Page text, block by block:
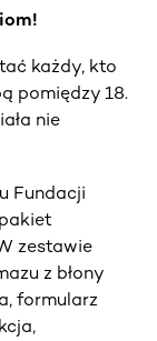
każdy, kto
pomiędzy 18.
nie
Fundacji
zestawie
z błony
formularz